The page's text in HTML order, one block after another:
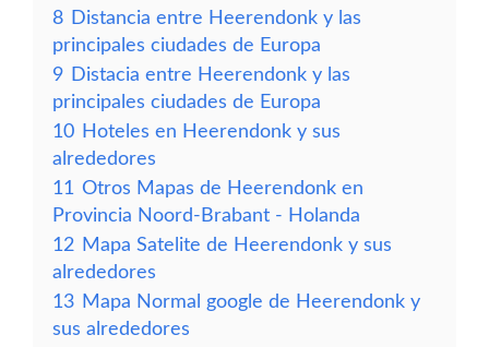
8 Distancia entre Heerendonk y las
principales ciudades de Europa
9 Distacia entre Heerendonk y las
principales ciudades de Europa
10 Hoteles en Heerendonk y sus
alrededores
11 Otros Mapas de Heerendonk en
Provincia Noord-Brabant - Holanda
12 Mapa Satelite de Heerendonk y sus
alrededores
13 Mapa Normal google de Heerendonk y
sus alrededores